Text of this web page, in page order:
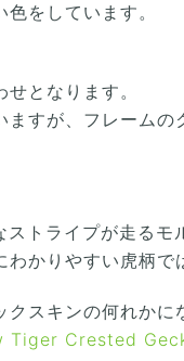
をしています。
となります。
すが、フレームの
トライプが走るモ
かりやすい虎柄で
スキンの何れかに
Tiger Crested